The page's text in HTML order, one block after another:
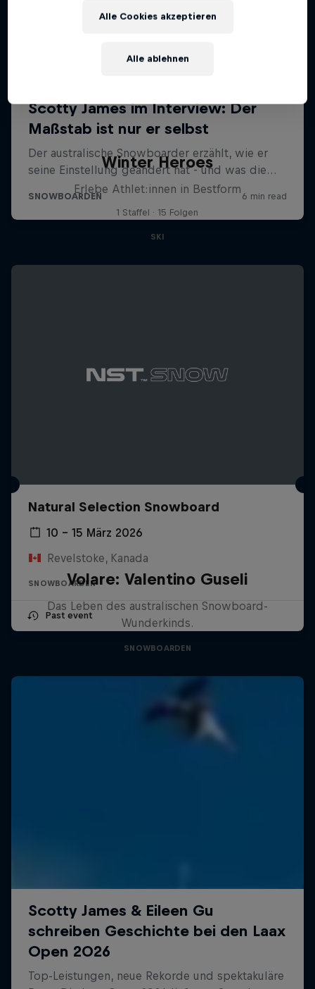
Winter Heroes
Erlebe Athlet:innen in Bestform
1 Staffel · 15 Folgen
SKI
Natural Selection Snowboard
10 – 15 März 2026
Revelstoke, Kanada
SNOWBOARDEN
Past event
Volare: Valentino Guseli
Das Leben des australischen Snowboard-
Wunderkinds.
SNOWBOARDEN
Alle ablehnen
Alle Cookies akzeptieren